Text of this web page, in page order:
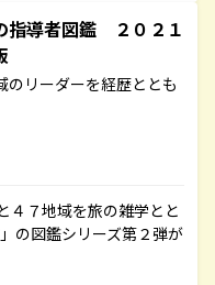
導者図鑑 ２０２１
のリーダーを経歴ととも
４７地域を旅の雑学とと
の図鑑シリーズ第２弾が